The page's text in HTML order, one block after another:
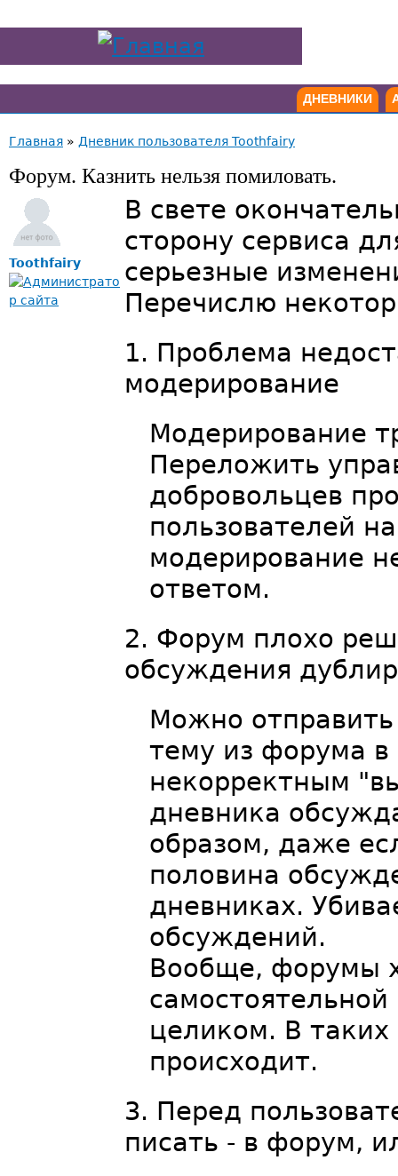
ДНЕВНИКИ
Главная » Дневник пользователя Toothfairy
Форум. Казнить нельзя помиловать.
Toothfairy
В свете
сторону сервиса
серьезные
Перечислю
Проблема
модерирование
Модерирование
Переложить
добровольцев
пользователей
модерирование
ответом.
Форум плохо
обсуждения
Можно
тему из форума
некорректным
дневника
образом, даже
половина
дневниках.
обсуждений.
Вообще, форумы
целиком. В таких
происходит.
Перед
писать - в форум,